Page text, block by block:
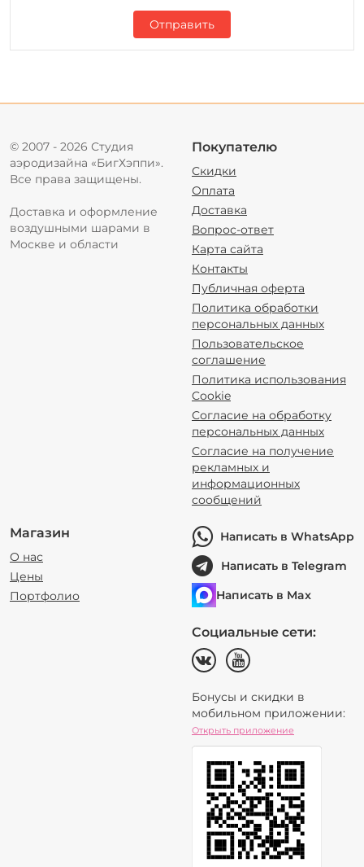
Отправить
© 2007 - 2026 Студия
аэродизайна «БигХэппи».
Все права защищены.
Доставка и оформление
воздушными шарами в
Москве и области
Покупателю
Скидки
Оплата
Доставка
Вопрос-ответ
Карта сайта
Контакты
Публичная оферта
Политика обработки
персональных данных
Пользовательское
соглашение
Политика использования
Cookie
Согласие на обработку
персональных данных
Согласие на получение
рекламных и
информационных
сообщений
Магазин
О нас
Цены
Портфолио
Написать в WhatsApp
Написать в Telegram
Написать в Max
Социальные сети:
Бонусы и скидки в
мобильном приложении:
Открыть приложение